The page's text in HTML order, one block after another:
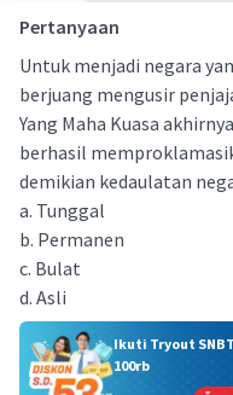
Pertanyaan
Untuk menjadi negara
berjuang mengusir
Yang Maha Kuasa
berhasil
demikian kedaulatan
a. Tunggal
b. Permanen
c. Bulat
d. Asli
Ikuti Tryout
100rb